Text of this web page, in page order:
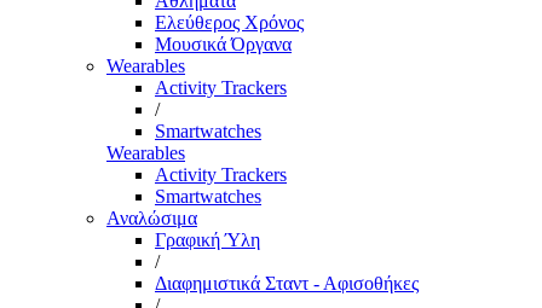
Ελεύθερος Χρόνος
Μουσικά Όργανα
Wearables
Activity Trackers
/
Smartwatches
Wearables
Activity Trackers
Smartwatches
Αναλώσιμα
Γραφική Ύλη
/
Διαφημιστικά Σταντ - Αφισοθήκες